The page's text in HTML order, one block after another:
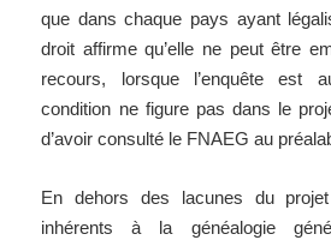
que dans chaque pays ayant
droit affirme qu’elle ne peut être
recours, lorsque l’enquête est
condition ne figure pas dans le
d’avoir consulté le FNAEG au
En dehors des lacunes du
inhérents à la généalogie